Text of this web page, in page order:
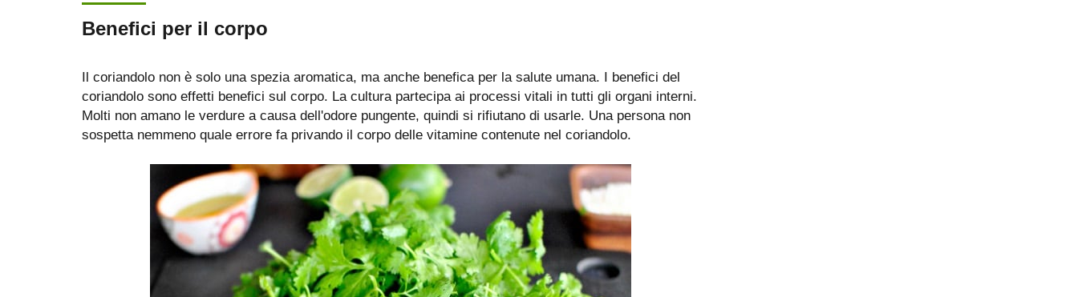
Benefici per il corpo
Il coriandolo non è solo una spezia aromatica, ma anche benefica per la salute umana. I benefici del
coriandolo sono effetti benefici sul corpo. La cultura partecipa ai processi vitali in tutti gli organi interni.
Molti non amano le verdure a causa dell'odore pungente, quindi si rifiutano di usarle. Una persona non
sospetta nemmeno quale errore fa privando il corpo delle vitamine contenute nel coriandolo.